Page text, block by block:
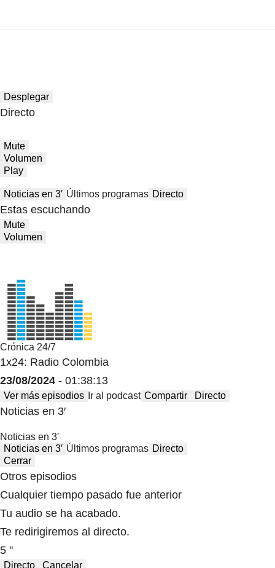
Desplegar
Directo
Mute
Volumen
Play
Noticias en 3′ Últimos programas Directo
Estas escuchando
Mute
Volumen
Crónica 24/7
1x24: Radio Colombia
23/08/2024 - 01:38:13
Ver más episodios Ir al podcast Compartir Directo
Noticias en 3′
Noticias en 3′
Noticias en 3′ Últimos programas Directo
Cerrar
Otros episodios
Cualquier tiempo pasado fue anterior
Tu audio se ha acabado.
Te redirigiremos al directo.
5 "
Directo Cancelar